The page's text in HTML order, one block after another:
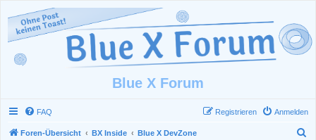
Blue X Forum
FAQ Anmelden
Registrieren
Foren-Übersicht BX Inside Blue X DevZone